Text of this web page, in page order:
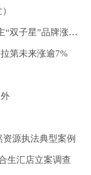
广汽集团8月新能源车销量增幅超六成 自主“双子星”品牌涨势强劲
第未来涨逾7%
源执法典型案例
生汇店立案调查